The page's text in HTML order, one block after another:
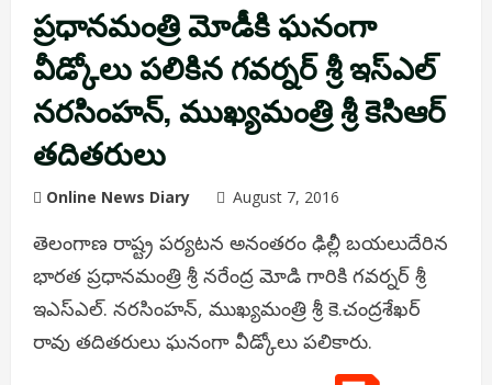
ప్రధానమంత్రి మోడీకి ఘనంగా
వీడ్కోలు పలికిన గవర్నర్ శ్రీ ఇస్ఎల్
నరసింహన్, ముఖ్యమంత్రి శ్రీ కెసిఆర్
తదితరులు
Online News Diary August 7, 2016
తెలంగాణ రాష్ట్ర పర్యటన అనంతరం ఢిల్లీ బయలుదేరిన
భారత ప్రధానమంత్రి శ్రీ నరేంద్ర మోడి గారికి గవర్నర్ శ్రీ
ఇఎస్ఎల్. నరసింహన్, ముఖ్యమంత్రి శ్రీ కె.చంద్రశేఖర్
రావు తదితరులు ఘనంగా వీడ్కోలు పలికారు.